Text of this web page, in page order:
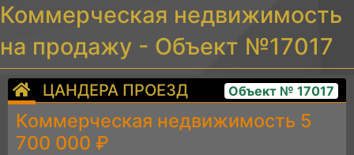
Коммерческая недвижимость
на продажу - Объект №17017
ЦАНДЕРА ПРОЕЗД Объект № 17017
Коммерческая недвижимость 5
700 000 ₽